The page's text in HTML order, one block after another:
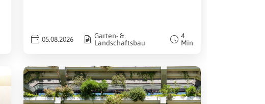
05.08.2026
Garten- &
Landschaftsbau
4
Min